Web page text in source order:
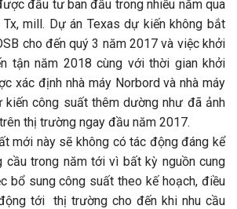
đầu tư ban đầu trong nhiều năm qua
mill. Dự án Texas dự kiến không bắt
cho đến quý 3 năm 2017 và việc khởi
tận năm 2018 cùng với thời gian khởi
xác định nhà máy Norbord và nhà máy
kiến công suất thêm dường như đã ảnh
thị trường ngay đầu năm 2017.
mới này sẽ không có tác động đáng kể
cầu trong năm tới vì bất kỳ nguồn cung
bổ sung công suất theo kế hoạch, điều
tới thị trường cho đến khi nhu cầu